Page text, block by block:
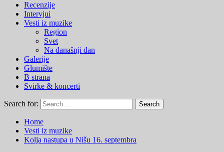
Recenzije
Intervjui
Vesti iz muzike
Region
Svet
Na današnji dan
Galerije
Glumište
B strana
Svirke & koncerti
Search for:
Home
Vesti iz muzike
Kolja nastupa u Nišu 16. septembra